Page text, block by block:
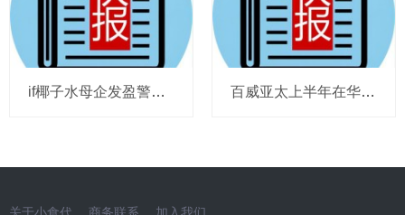
if椰子水母企发盈警，星巴克回应“伙伴券取消”传闻，沃尔玛社区店将开进广州，袁记食品更新招股书，投资超5亿的安徽东鹏饮料项目投产 百威亚太上半年在华量跌价升，东鹏饮料上半年收入近125亿，热浪让梦龙冰淇淋欧洲大卖，徐福记发拼多多店铺说明，泸溪河桃酥再次上架山姆
关于小食代 商务联系 加入我们